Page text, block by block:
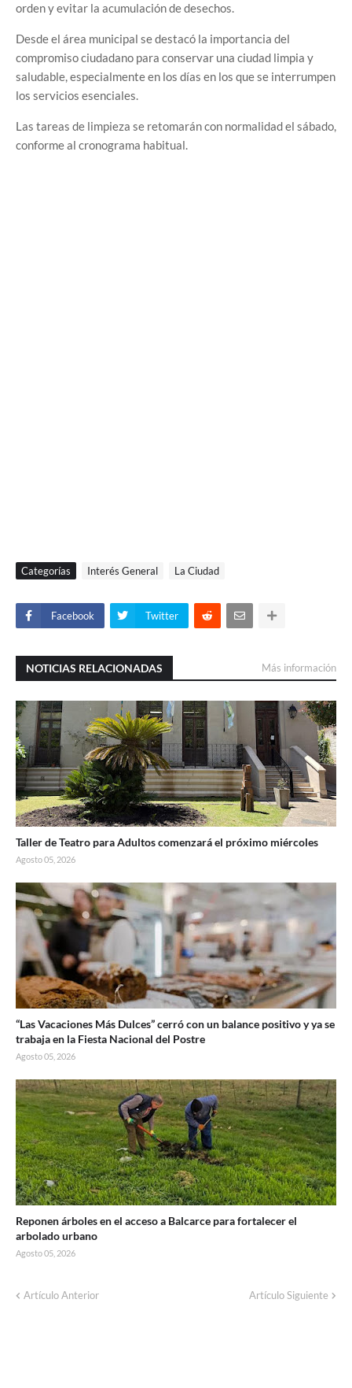
orden y evitar la acumulación de desechos.
Desde el área municipal se destacó la importancia del
compromiso ciudadano para conservar una ciudad limpia y
saludable, especialmente en los días en los que se interrumpen
los servicios esenciales.
Las tareas de limpieza se retomarán con normalidad el sábado,
conforme al cronograma habitual.
Categorías Interés General La Ciudad
Facebook Twitter
NOTICIAS RELACIONADAS Más información
Taller de Teatro para Adultos comenzará el próximo miércoles
Agosto 05, 2026
“Las Vacaciones Más Dulces” cerró con un balance positivo y ya se
trabaja en la Fiesta Nacional del Postre
Agosto 05, 2026
Reponen árboles en el acceso a Balcarce para fortalecer el
arbolado urbano
Agosto 05, 2026
Artículo Anterior Artículo Siguiente